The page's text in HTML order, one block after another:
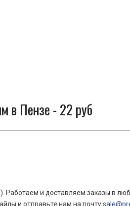
в Пензе - 22 руб
и доставляем заказы в
и отправьте нам на почту